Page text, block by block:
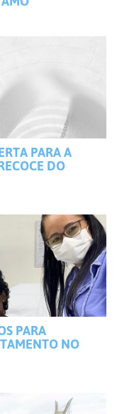
PARA A
DO
PARA
NO